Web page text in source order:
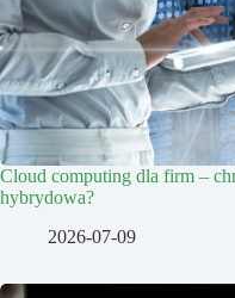
Cloud computing dla firm –
hybrydowa?
2026-07-09